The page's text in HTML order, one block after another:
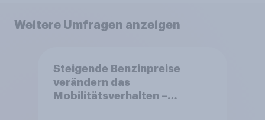
Weitere Umfragen anzeigen
Steigende Benzinpreise
verändern das
Mobilitätsverhalten –